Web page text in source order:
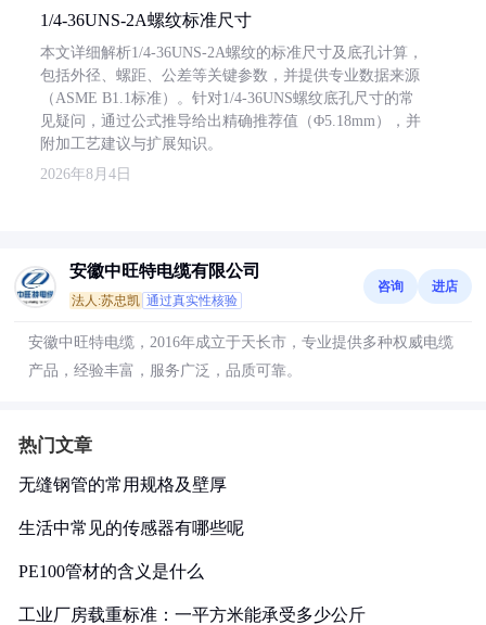
1/4-36UNS-2A螺纹标准尺寸
本文详细解析1/4-36UNS-2A螺纹的标准尺寸及底孔计算，
包括外径、螺距、公差等关键参数，并提供专业数据来源
（ASME B1.1标准）。针对1/4-36UNS螺纹底孔尺寸的常
见疑问，通过公式推导给出精确推荐值（Φ5.18mm），并
附加工艺建议与扩展知识。
2026年8月4日
安徽中旺特电缆有限公司
法人:苏忠凯 通过真实性核验
咨询 进店
安徽中旺特电缆，2016年成立于天长市，专业提供多种权威电缆
产品，经验丰富，服务广泛，品质可靠。
热门文章
无缝钢管的常用规格及壁厚
生活中常见的传感器有哪些呢
PE100管材的含义是什么
工业厂房载重标准：一平方米能承受多少公斤